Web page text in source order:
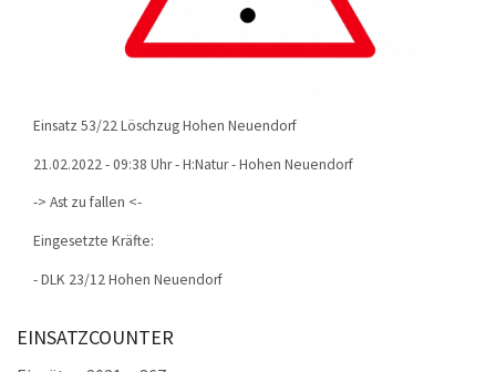
Einsatz 53/22 Löschzug Hohen Neuendorf
21.02.2022 - 09:38 Uhr - H:Natur - Hohen Neuendorf
-> Ast zu fallen <-
Eingesetzte Kräfte:
- DLK 23/12 Hohen Neuendorf
EINSATZCOUNTER